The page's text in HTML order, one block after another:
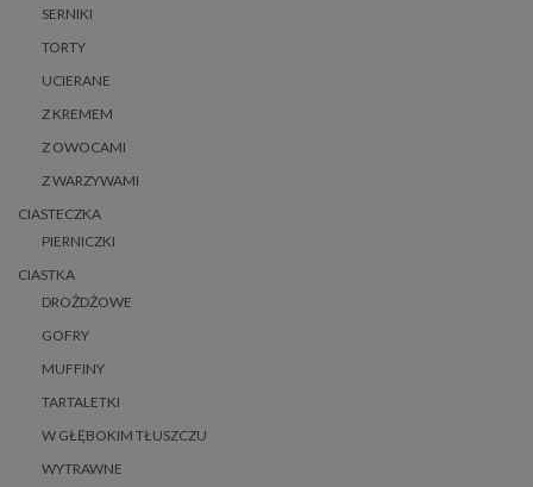
SERNIKI
TORTY
UCIERANE
Z KREMEM
Z OWOCAMI
Z WARZYWAMI
CIASTECZKA
PIERNICZKI
CIASTKA
DROŻDŻOWE
GOFRY
MUFFINY
TARTALETKI
W GŁĘBOKIM TŁUSZCZU
WYTRAWNE